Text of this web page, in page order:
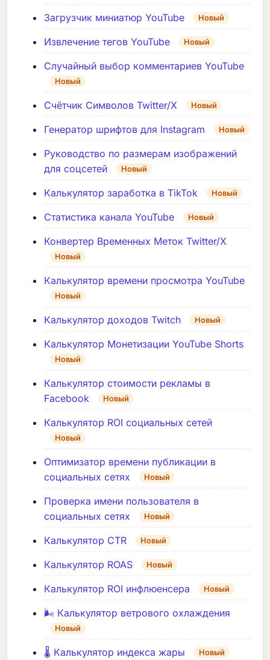
Загрузчик миниатюр YouTube Новый
Извлечение тегов YouTube Новый
Случайный выбор комментариев YouTube
Новый
Счётчик Символов Twitter/X Новый
Генератор шрифтов для Instagram Новый
Руководство по размерам изображений
для соцсетей
Новый
Калькулятор заработка в TikTok Новый
Статистика канала YouTube Новый
Конвертер Временных Меток Twitter/X
Новый
Калькулятор времени просмотра YouTube
Новый
Калькулятор доходов Twitch Новый
Калькулятор Монетизации YouTube Shorts
Новый
Калькулятор стоимости рекламы в
Facebook
Новый
Калькулятор ROI социальных сетей
Новый
Оптимизатор времени публикации в
социальных сетях
Новый
Проверка имени пользователя в
социальных сетях
Новый
Калькулятор CTR Новый
Калькулятор ROAS Новый
Калькулятор ROI инфлюенсера Новый
🌬️ Калькулятор ветрового охлаждения
Новый
🌡️ Калькулятор индекса жары Новый